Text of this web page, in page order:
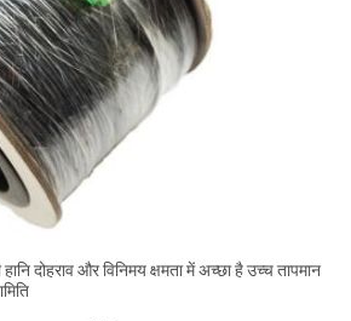
हानि दोहराव और विनिमय क्षमता में अच्छा है उच्च तापमान